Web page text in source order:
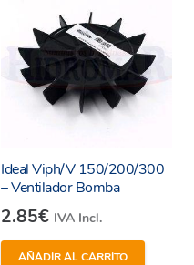
Ideal Viph/V 150/200/300
– Ventilador Bomba
2.85€ IVA Incl.
AÑADIR AL CARRITO